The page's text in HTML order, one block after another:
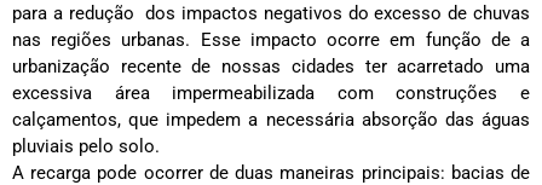
para a redução dos impactos negativos do excesso de chuvas
nas regiões urbanas. Esse impacto ocorre em função de a
urbanização recente de nossas cidades ter acarretado uma
excessiva área impermeabilizada com construções e
calçamentos, que impedem a necessária absorção das águas
pluviais pelo solo.
A recarga pode ocorrer de duas maneiras principais: bacias de